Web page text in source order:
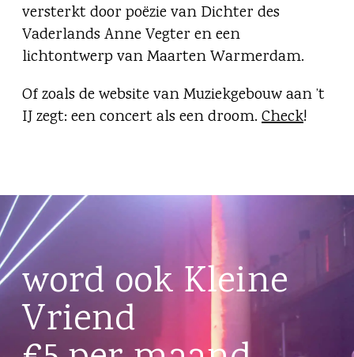
versterkt door poëzie van Dichter des
Vaderlands Anne Vegter en een
lichtontwerp van Maarten Warmerdam.
Of zoals de website van Muziekgebouw aan ’t
IJ zegt: een concert als een droom. Check!
word ook Kleine
Vriend